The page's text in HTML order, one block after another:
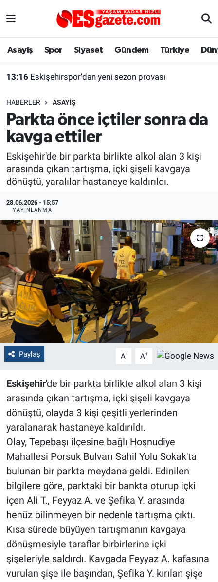
Asayiş Spor Siyaset Gündem Türkiye
13:16 Eskişehirspor'dan yeni sezon provası
HABERLER ASAYIŞ
Parkta önce içtiler sonra da
kavga ettiler
Eskişehir'de bir parkta birlikte alkol alan 3 kişi
arasında çıkan tartışma, içki şişeli kavgaya
dönüştü, yaralılar hastaneye kaldırıldı.
28.06.2026 - 15:57
YAYINLANMA
Paylaş A- A+
Eskişehir'de bir parkta birlikte alkol alan 3 kişi
arasında çıkan tartışma, içki şişeli kavgaya
dönüştü, olayda 3 kişi çeşitli yerlerinden
yaralanarak hastaneye kaldırıldı.
Olay, Tepebaşı ilçesine bağlı Hoşnudiye
Mahallesi Porsuk Bulvarı Sahil Yolu Sokak'ta
bulunan bir parkta meydana geldi. Edinilen
bilgilere göre, parktaki bir bankta oturup içki
içen Ali T., Feyyaz A. ve Şefika Y. arasında
henüz bilinmeyen bir nedenle tartışma çıktı.
Kısa sürede büyüyen tartışmanın kavgaya
dönüşmesiyle taraflar birbirlerine içki
şişeleriyle saldırdı. Kavgada Feyyaz A. kafasına
vurulan şişe ile başından, Şefika Y. kırılan şişe
Asayiş
Gündem
Türkiye
Dünya
Sağlık
Alış-Veriş/İş dünyası
Yaşam
Eskişehirspor Arşivi
Eskişehir Arşivi
Röportaj
Ekonomi
Kültür Sanat
Politika
Bilecik
Kütahya
Gezi
Çevre
Yerel
Magazin
Bilim ve Teknoloji
Eskişehir Nöbetçi Eczaneler
Süper Lig Puan Durumu ve Fikstür
Tüm Manşetler
Son Dakika Haberleri
Haber Arşivi